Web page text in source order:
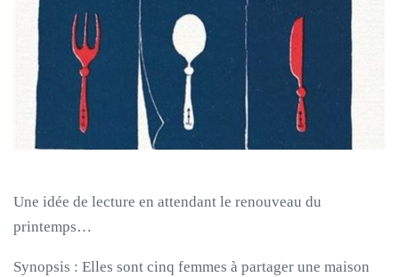
Une idée de lecture en attendant le renouveau du
printemps…
Synopsis : Elles sont cinq femmes à partager une maison